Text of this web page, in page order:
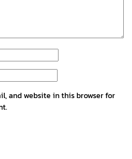
and website in this browser for